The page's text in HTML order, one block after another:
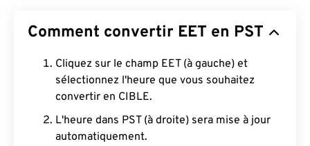
Comment convertir EET en PST
Cliquez sur le champ EET (à gauche) et
sélectionnez l'heure que vous souhaitez
convertir en CIBLE.
L'heure dans PST (à droite) sera mise à jour
automatiquement.